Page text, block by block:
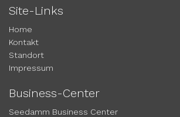
Site-Links
Home
Kontakt
Standort
Impressum
Business-Center
Seedamm Business Center